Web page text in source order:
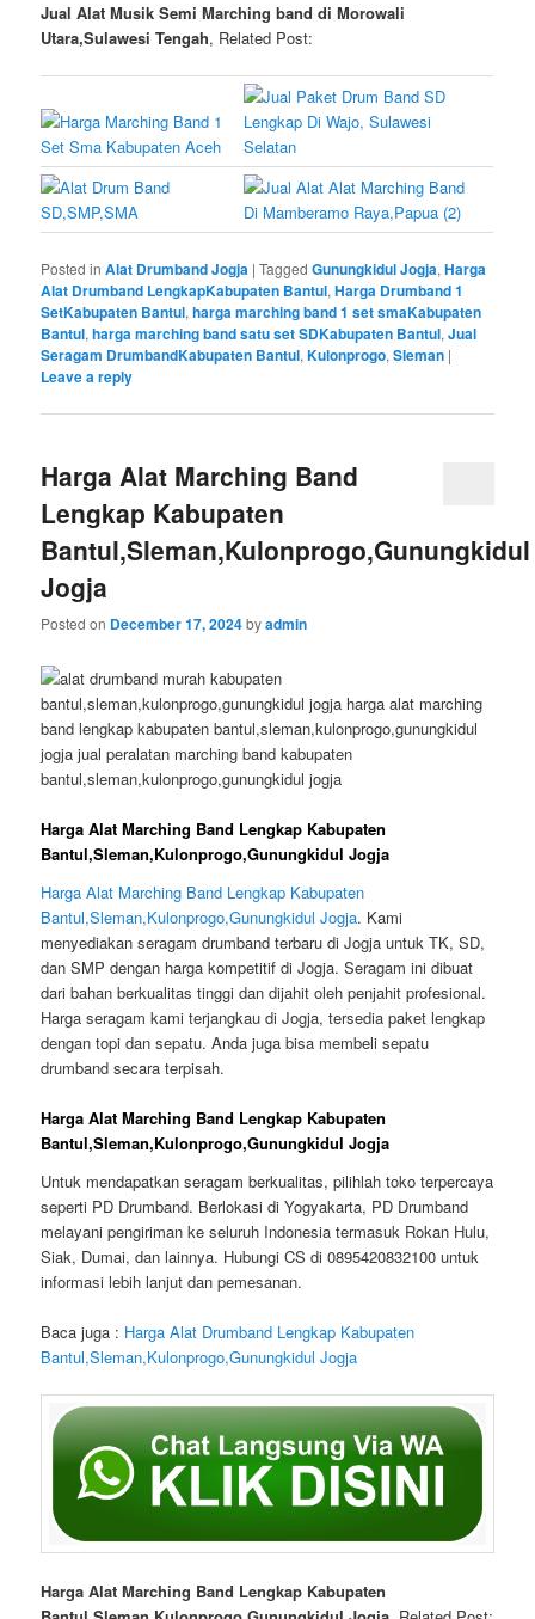
Jual Alat Musik Semi Marching band di Morowali
Utara,Sulawesi Tengah, Related Post:
Posted in Alat Drumband Jogja |Tagged Gunungkidul Jogja,Harga
Alat Drumband LengkapKabupaten Bantul,Harga Drumband 1
SetKabupaten Bantul,harga marching band 1 set smaKabupaten
Bantul,harga marching band satu set SDKabupaten Bantul,Jual
Seragam DrumbandKabupaten Bantul,Kulonprogo,Sleman |
Leave a reply
Harga Alat Marching Band
Lengkap Kabupaten
Bantul,Sleman,Kulonprogo,Gunungkidul
Jogja
Posted on December 17, 2024byadmin
Harga Alat Marching Band Lengkap Kabupaten
Bantul,Sleman,Kulonprogo,Gunungkidul Jogja
Harga Alat Marching Band Lengkap Kabupaten
Bantul,Sleman,Kulonprogo,Gunungkidul Jogja. Kami
menyediakan seragam drumband terbaru di Jogja untuk TK, SD,
dan SMP dengan harga kompetitif di Jogja. Seragam ini dibuat
dari bahan berkualitas tinggi dan dijahit oleh penjahit profesional.
Harga seragam kami terjangkau di Jogja, tersedia paket lengkap
dengan topi dan sepatu. Anda juga bisa membeli sepatu
drumband secara terpisah.
Harga Alat Marching Band Lengkap Kabupaten
Bantul,Sleman,Kulonprogo,Gunungkidul Jogja
Untuk mendapatkan seragam berkualitas, pilihlah toko terpercaya
seperti PD Drumband. Berlokasi di Yogyakarta, PD Drumband
melayani pengiriman ke seluruh Indonesia termasuk Rokan Hulu,
Siak, Dumai, dan lainnya. Hubungi CS di 0895420832100 untuk
informasi lebih lanjut dan pemesanan.
Baca juga : Harga Alat Drumband Lengkap Kabupaten
Bantul,Sleman,Kulonprogo,Gunungkidul Jogja
Harga Alat Marching Band Lengkap Kabupaten